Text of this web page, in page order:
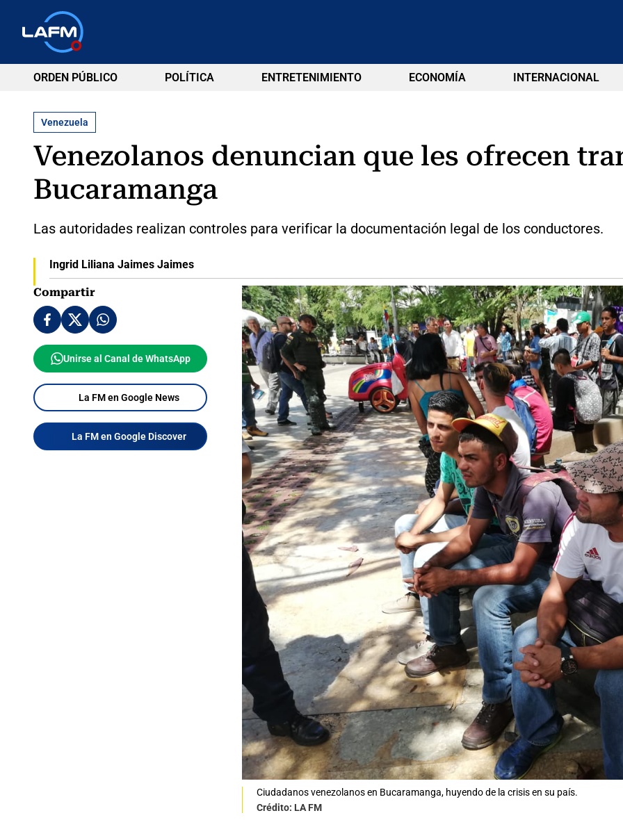
ORDEN PÚBLICO POLÍTICA ENTRETENIMIENTO ECONOMÍA INTERNACIONAL
Venezuela
Venezolanos denuncian que les ofrecen
Bucaramanga
Las autoridades realizan controles para verificar la documentación legal de los conductores.
Ingrid Liliana Jaimes Jaimes
Compartir
Unirse al Canal de WhatsApp
La FM en Google News
La FM en Google Discover
Ciudadanos venezolanos en Bucaramanga, huyendo de la crisis en su país.
Crédito: LA FM